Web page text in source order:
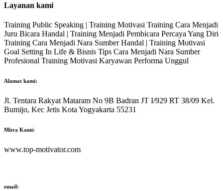
Layanan kami
Training Public Speaking | Training Motivasi Training Cara Menjadi
Juru Bicara Handal | Training Menjadi Pembicara Percaya Yang Diri
Training Cara Menjadi Nara Sumber Handal | Training Motivasi
Goal Setting In Life & Bisnis Tips Cara Menjadi Nara Sumber
Profesional Training Motivasi Karyawan Performa Unggul
Alamat kami:
Jl. Tentara Rakyat Mataram No 9B Badran JT I/929 RT 38/09 Kel.
Bumijo, Kec Jetis Kota Yogyakarta 55231
Mitra Kami:
www.top-motivator.com
email: